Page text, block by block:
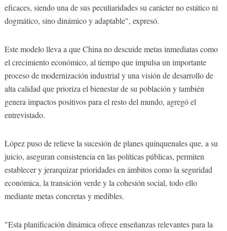
eficaces, siendo una de sus peculiaridades su carácter no estático ni
dogmático, sino dinámico y adaptable", expresó.
Este modelo lleva a que China no descuide metas inmediatas como
el crecimiento económico, al tiempo que impulsa un importante
proceso de modernización industrial y una visión de desarrollo de
alta calidad que prioriza el bienestar de su población y también
genera impactos positivos para el resto del mundo, agregó el
entrevistado.
López puso de relieve la sucesión de planes quinquenales que, a su
juicio, aseguran consistencia en las políticas públicas, permiten
establecer y jerarquizar prioridades en ámbitos como la seguridad
económica, la transición verde y la cohesión social, todo ello
mediante metas concretas y medibles.
"Esta planificación dinámica ofrece enseñanzas relevantes para la